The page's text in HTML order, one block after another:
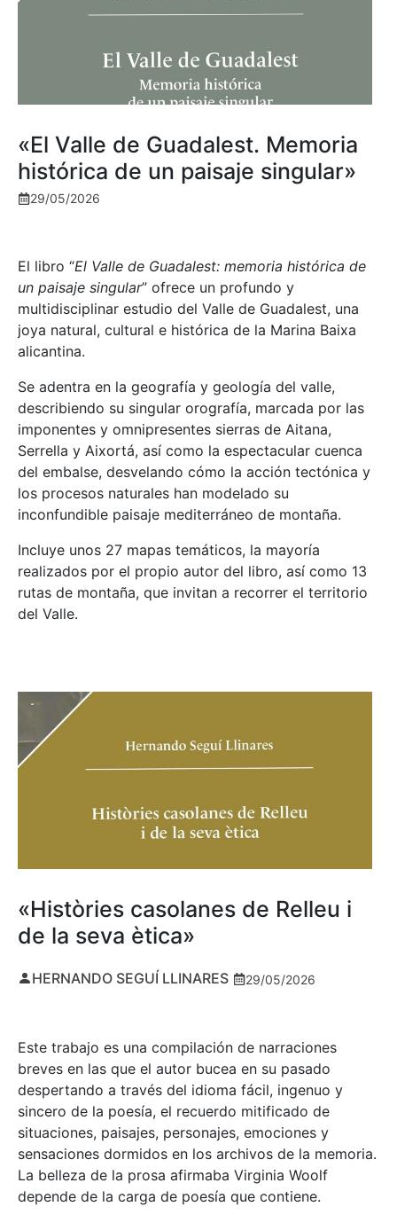
«El Valle de Guadalest. Memoria
histórica de un paisaje singular»
29/05/2026
El libro “El Valle de Guadalest: memoria histórica de
un paisaje singular” ofrece un profundo y
multidisciplinar estudio del Valle de Guadalest, una
joya natural, cultural e histórica de la Marina Baixa
alicantina.
Se adentra en la geografía y geología del valle,
describiendo su singular orografía, marcada por las
imponentes y omnipresentes sierras de Aitana,
Serrella y Aixortá, así como la espectacular cuenca
del embalse, desvelando cómo la acción tectónica y
los procesos naturales han modelado su
inconfundible paisaje mediterráneo de montaña.
Incluye unos 27 mapas temáticos, la mayoría
realizados por el propio autor del libro, así como 13
rutas de montaña, que invitan a recorrer el territorio
del Valle.
«Històries casolanes de Relleu i
de la seva ètica»
HERNANDO SEGUÍ LLINARES 29/05/2026
Este trabajo es una compilación de narraciones
breves en las que el autor bucea en su pasado
despertando a través del idioma fácil, ingenuo y
sincero de la poesía, el recuerdo mitificado de
situaciones, paisajes, personajes, emociones y
sensaciones dormidos en los archivos de la memoria.
La belleza de la prosa afirmaba Virginia Woolf
depende de la carga de poesía que contiene.